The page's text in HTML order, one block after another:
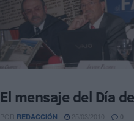
CULTURA Y TRADICIONES
El mensaje del Día
POR REDACCIÓN 0